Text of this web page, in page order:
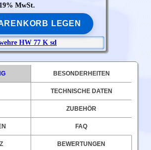
MwSt.
LEGEN
HW 77 K sd
BESONDERHEITEN
TECHNISCHE DATEN
ZUBEHÖR
FAQ
BEWERTUNGEN